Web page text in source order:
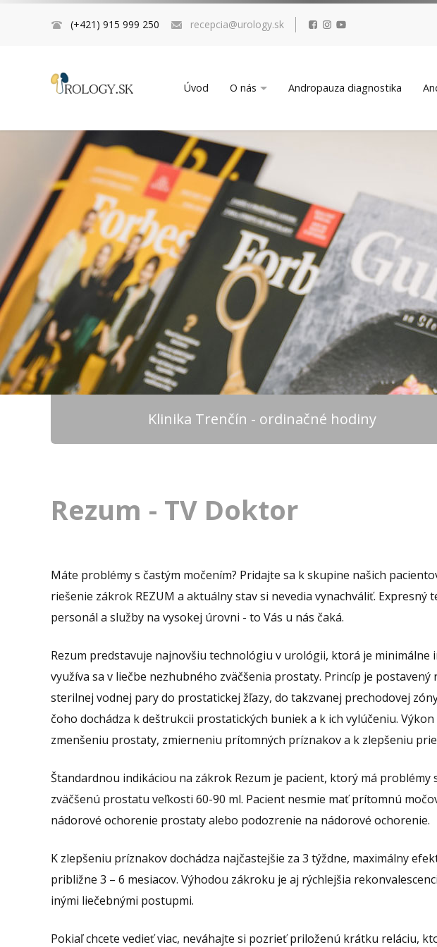
(+421) 915 999 250 recepcia@urology.sk
Úvod O nás Andropauza diagnostika
Klinika Trenčín - ordinačné hodiny
Rezum - TV Doktor
Máte problémy s častým močením? Pridajte sa k skupine našich
riešenie zákrok REZUM a aktuálny stav si nevedia vynachváliť. Expresný
personál a služby na vysokej úrovni - to Vás u nás čaká.
Rezum predstavuje najnovšiu technológiu v urológii, ktorá je minimálne
využíva sa v liečbe nezhubného zväčšenia prostaty. Princíp je postavený
sterilnej vodnej pary do prostatickej žľazy, do takzvanej prechodovej
čoho dochádza k deštrukcii prostatických buniek a k ich vylúčeniu. Výkon
zmenšeniu prostaty, zmierneniu prítomných príznakov a k zlepšeniu
Štandardnou indikáciou na zákrok Rezum je pacient, ktorý má problémy
zväčšenú prostatu veľkosti 60-90 ml. Pacient nesmie mať prítomnú
nádorové ochorenie prostaty alebo podozrenie na nádorové ochorenie.
K zlepšeniu príznakov dochádza najčastejšie za 3 týždne, maximálny
približne 3 – 6 mesiacov. Výhodou zákroku je aj rýchlejšia
inými liečebnými postupmi.
Pokiaľ chcete vedieť viac, neváhajte si pozrieť priloženú krátku reláciu,